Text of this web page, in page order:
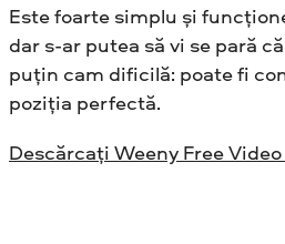
Este foarte simplu și
dar s-ar putea să vi se pară
puțin cam dificilă: poate fi
poziția perfectă.
Descărcați Weeny Free